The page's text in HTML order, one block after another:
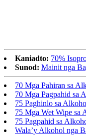
Kaniadto: 70%
Sunod: Mainit nga
70 Mga Pahiran sa
70 Mga Pagpahid sa
75 Paghinlo sa
75 Mga Wet Wipe sa
75 Pagpahid sa
Wala’y Alkohol nga